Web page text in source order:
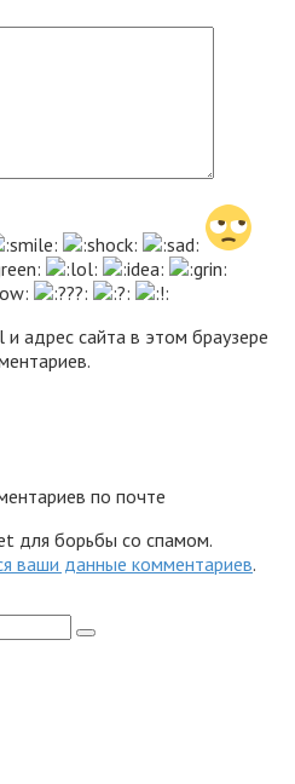
адрес сайта в этом браузере
по почте
для борьбы со спамом.
ваши данные комментариев.